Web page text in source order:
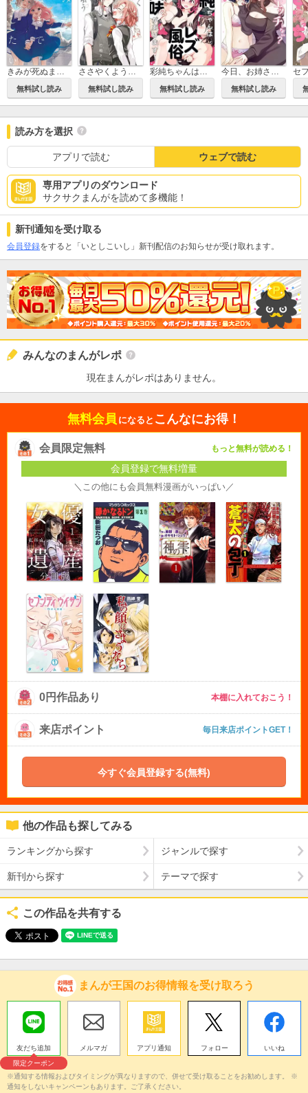
無料試し読み 無料試し読み 無料試し読み 無料試し読み
読み方を選択
アプリで読む ウェブで読む
専用アプリのダウンロード
サクサクまんがを読めて多機能！
新刊通知を受け取る
会員登録をすると「いとしこいし」新刊配信のお知らせが受け取れます。
みんなのまんがレポ
現在まんがレポはありません。
無料会員 になると こんなにお得！
会員限定無料 もっと無料が読める！
会員登録で無料増量
＼この他にも会員無料漫画がいっぱい／
0円作品あり 本棚に入れておこう！
来店ポイント 毎日来店ポイントGET！
今すぐ会員登録する(無料)
他の作品も探してみる
ランキングから探す ジャンルで探す
新刊から探す テーマで探す
この作品を共有する
まんが王国のお得情報を受け取ろう
友だち追加
限定クーポン
メルマガ アプリ通知 フォロー いいね
※通知する情報およびタイミングが異なりますので、併せて受け取ることをお勧めします。 ※
通知をしないキャンペーンもあります。ご了承ください。